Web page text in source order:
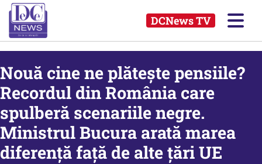
DCNews TV
Nouă cine ne plătește pensiile?
Recordul din România care
spulberă scenariile negre.
Ministrul Bucura arată marea
diferență față de alte țări UE